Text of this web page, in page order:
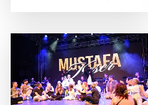
yeniliyor